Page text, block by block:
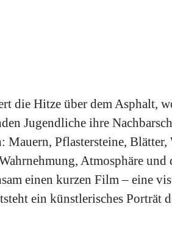
Hitze über dem Asphalt,
Jugendliche ihre
Pflastersteine, Blätter,
Atmosphäre
einen kurzen Film – eine
ein künstlerisches Porträt